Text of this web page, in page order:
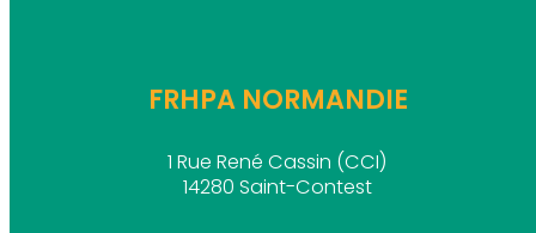
FRHPA NORMANDIE
1 Rue René Cassin (CCI)
14280 Saint-Contest